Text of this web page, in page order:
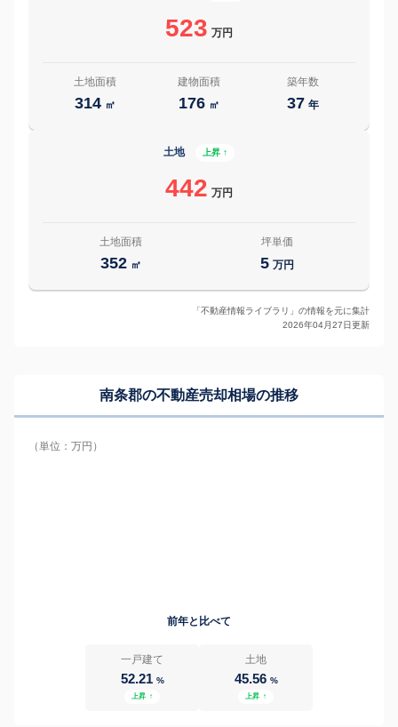
523 万円
土地面積
314 ㎡
建物面積
176 ㎡
築年数
37 年
土地 上昇 ↑
442 万円
土地面積
352 ㎡
坪単価
5 万円
「不動産情報ライブラリ」の情報を元に集計
2026年04月27日更新
南条郡の不動産売却相場の推移
（単位：万円）
前年と比べて
一戸建て
52.21 %
上昇 ↑
土地
45.56 %
上昇 ↑